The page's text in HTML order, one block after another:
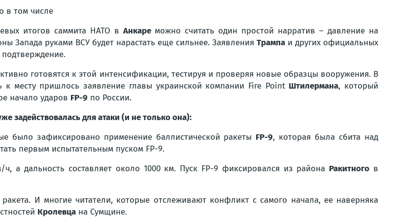
в том числе
итогов саммита НАТО в Анкареможно считать один простой нарратив – давление на
Запада руками ВСУ будет нарастать еще сильнее. Заявления Трампа и других официальных
готовятся к этой интенсификации, тестируя и проверяя новые образцы вооружения. В
к месту пришлось заявление главы украинской компании Fire Point Штилермана, который
начало ударов FP-9 по России.
задействовалась для атаки (и не только она):
было зафиксировано применение баллистической ракеты FP-9, которая была сбита над
первым испытательным пуском FP-9.
а дальность составляет около 1000 км. Пуск FP-9 фиксировался из района Ракитного в
И многие читатели, которые отслеживают конфликт с самого начала, ее наверняка
Кролевца на Сумщине.